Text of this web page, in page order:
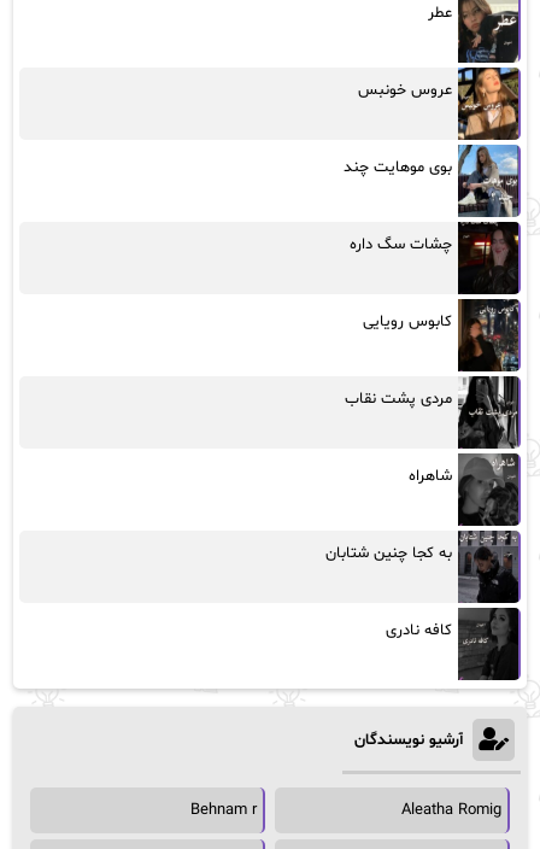
عطر
عروس خونبس
بوی موهایت چند
چشات سگ داره
کابوس رویایی
مردی پشت نقاب
شاهراه
به کجا چنین شتابان
کافه نادری
آرشیو نویسندگان
Aleatha Romig
Behnam r